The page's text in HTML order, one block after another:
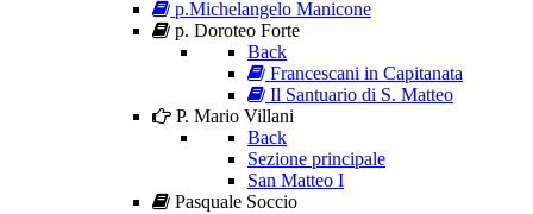
p.Michelangelo Manicone
p. Doroteo Forte
Back
Francescani in Capitanata
Il Santuario di S. Matteo
P. Mario Villani
Back
Sezione principale
San Matteo I
Pasquale Soccio